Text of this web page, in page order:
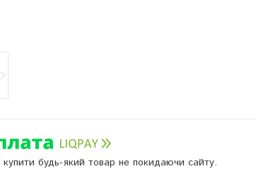
купити будь-який товар не покидаючи сайту.